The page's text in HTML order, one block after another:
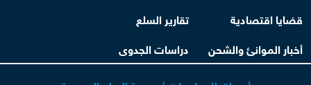
قضايا اقتصادية
تقارير السلع
أخبار الموانئ والشحن
دراسات الجدوى